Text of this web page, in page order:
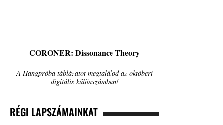
CORONER: Dissonance Theory
A Hangpróba táblázatot megtalálod az októberi
digitális különszámban!
RÉGI LAPSZÁMAINKAT